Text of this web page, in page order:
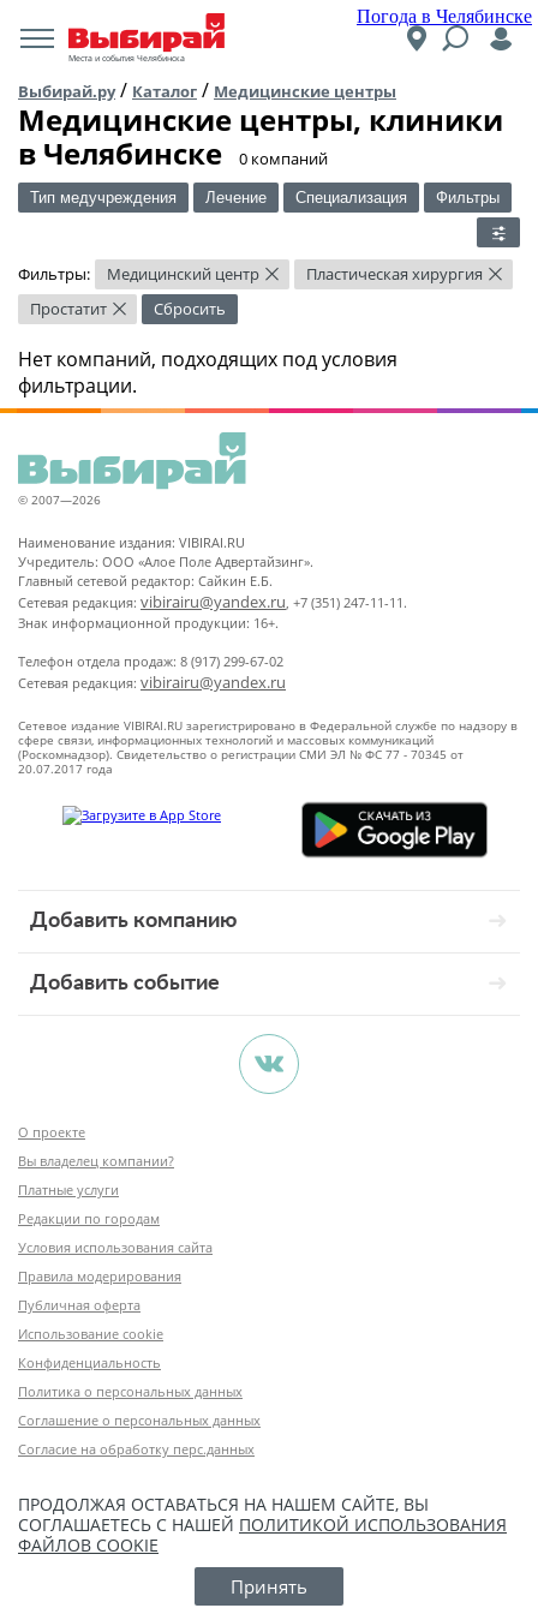
Погода в Челябинске
Места и события Челябинска
Выбирай.ру/ Каталог / Медицинские центры
Медицинские центры, клиники
в Челябинске
​0 компаний
Тип медучреждения Лечение Специализация Фильтры
Фильтры: Медицинский центр × Пластическая хирургия ×
Простатит × Сбросить
Нет компаний, подходящих под условия
фильтрации.
© 2007—2026
Наименование издания: VIBIRAI.RU
Учредитель: ООО «Алое Поле Адвертайзинг».
Главный сетевой редактор: Сайкин Е.Б.
Сетевая редакция: vibirairu@yandex.ru, +7 (351) 247-11-11.
Знак информационной продукции: 16+.
Телефон отдела продаж: 8 (917) 299-67-02
Сетевая редакция: vibirairu@yandex.ru
Сетевое издание VIBIRAI.RU зарегистрировано в Федеральной службе по надзору в
сфере связи, информационных технологий и массовых коммуникаций
(Роскомнадзор). Свидетельство о регистрации СМИ ЭЛ № ФС 77 - 70345 от
20.07.2017 года
Добавить компанию
Добавить событие
О проекте
Вы владелец компании?
Платные услуги
Редакции по городам
Условия использования сайта
Правила модерирования
Публичная оферта
Использование cookie
Конфиденциальность
Политика о персональных данных
Соглашение о персональных данных
Согласие на обработку перс.данных
ПРОДОЛЖАЯ ОСТАВАТЬСЯ НА НАШЕМ САЙТЕ, ВЫ
СОГЛАШАЕТЕСЬ С НАШЕЙ ПОЛИТИКОЙ ИСПОЛЬЗОВАНИЯ
ФАЙЛОВ COOKIE
Принять